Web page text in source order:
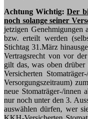
Achtung Wichtig:Der
noch solange seiner
jetzigen Genehmigungen
bzw. erteilt werden
Stichtag 31.März
Vertragsrecht von vor
gilt das, was oben
Versicherten
Versorgungszeitraum)
neue Stomaträger-/innen
nur noch unter den 3.
auswählen dürfen, wer